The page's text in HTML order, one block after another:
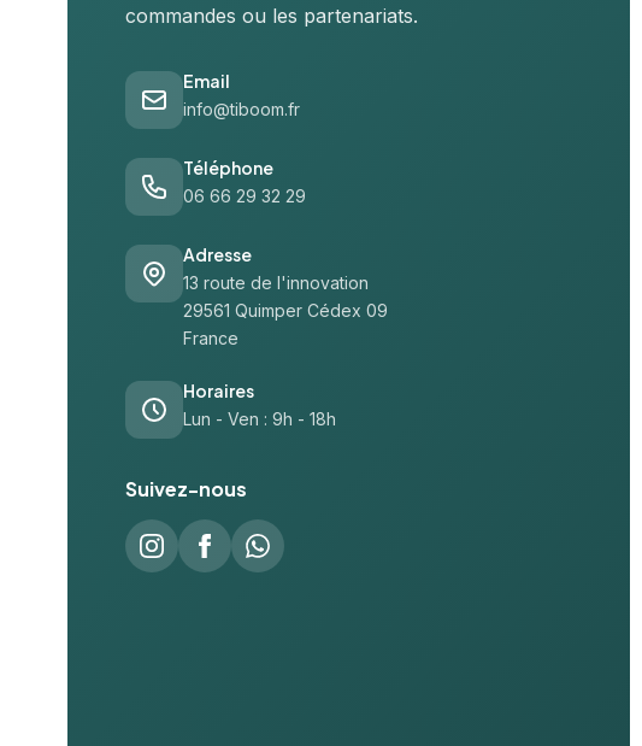
commandes ou les partenariats.
Email
info@tiboom.fr
Téléphone
06 66 29 32 29
Adresse
13 route de l'innovation
29561 Quimper Cédex 09
France
Horaires
Lun - Ven : 9h - 18h
Suivez-nous